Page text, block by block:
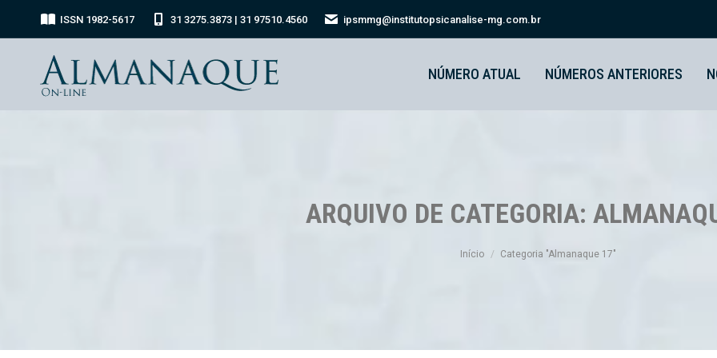
ISSN 1982-5617 31 3275.3873 | 31 97510.4560 ipsmmg@institutopsicanalise-mg.com.br
NÚMERO ATUAL NÚMEROS ANTERIORES
ARQUIVO DE CATEGORIA:
Início Categoria "Almanaque 17"